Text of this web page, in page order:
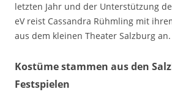
letzten Jahr und der Unterstützung
eV reist Cassandra Rühmling mit
aus dem kleinen Theater Salzburg an.
Kostüme stammen aus den
Festspielen